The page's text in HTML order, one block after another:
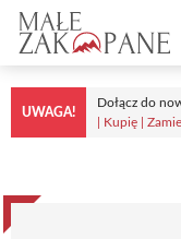
Przejdź
treści
UWAGA!
Dołącz do
| Kupię |